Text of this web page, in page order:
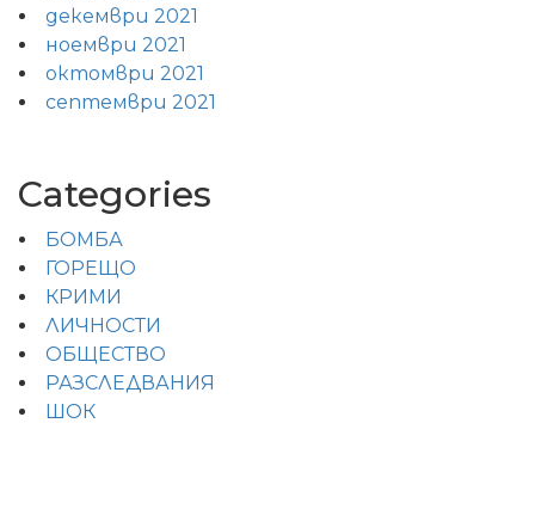
декември 2021
ноември 2021
октомври 2021
септември 2021
Categories
БОМБА
ГОРЕЩО
КРИМИ
ЛИЧНОСТИ
ОБЩЕСТВО
РАЗСЛЕДВАНИЯ
ШОК